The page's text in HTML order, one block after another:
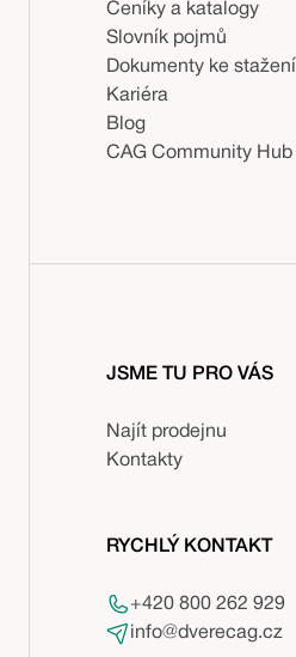
Ceníky a katalogy
Slovník pojmů
Dokumenty ke stažení
Kariéra
Blog
CAG Community Hub
JSME TU PRO VÁS
Najít prodejnu
Kontakty
RYCHLÝ KONTAKT
+420 800 262 929
info@dverecag.cz